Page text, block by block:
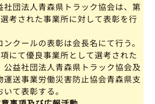
社団法人青森県トラック協会は、第
考された事業所に対して表彰を行
ンクールの表彰は会長名にて行う。
項にて優良事業所として選考された
公益社団法人青森県トラック協会及
運送事業労働災害防止協会青森県支
て表彰する。